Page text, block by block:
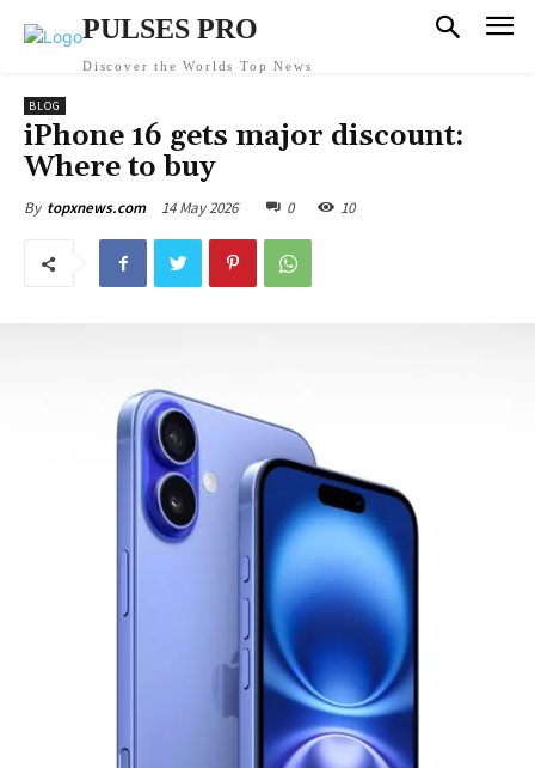
PULSES PRO
Discover the Worlds Top News
BLOG
iPhone 16 gets major discount:
Where to buy
By topxnews.com 14 May 2026 0 10